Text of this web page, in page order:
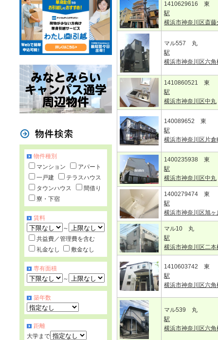
1410629616 東
駅
横浜市神奈川区斎藤
マル557 丸
駅
横浜市神奈川区六角
1410860521 東
駅
横浜市神奈川区中丸
140089652 東
駅
横浜市神奈川区片
1400235938 東
駅
横浜市神奈川区中丸
1400279474 東
駅
横浜市神奈川区旭ヶ
マル10 丸
駅
横浜市神奈川区二本
1410603742 東
駅
横浜市神奈川区六
マル539 丸
駅
横浜市神奈川区六角
物件種別
マンション
アパート
一戸建
テラスハウス
タウンハウス
間借り
寮・下宿
賃料
～
共益費／管理費を含む
礼金なし
敷金なし
専有面積
～
築年数
距離
大学まで